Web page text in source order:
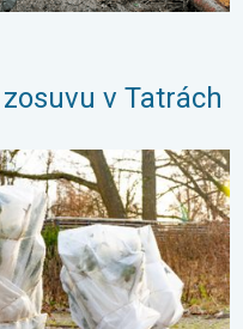
v Tatrách
Najväčší jarný